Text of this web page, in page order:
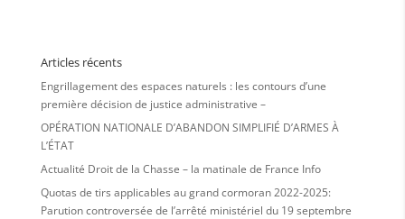
Articles récents
Engrillagement des espaces naturels : les contours d’une
première décision de justice administrative –
OPÉRATION NATIONALE D’ABANDON SIMPLIFIÉ D’ARMES À
L’ÉTAT
Actualité Droit de la Chasse – la matinale de France Info
Quotas de tirs applicables au grand cormoran 2022-2025:
Parution controversée de l’arrêté ministériel du 19 septembre